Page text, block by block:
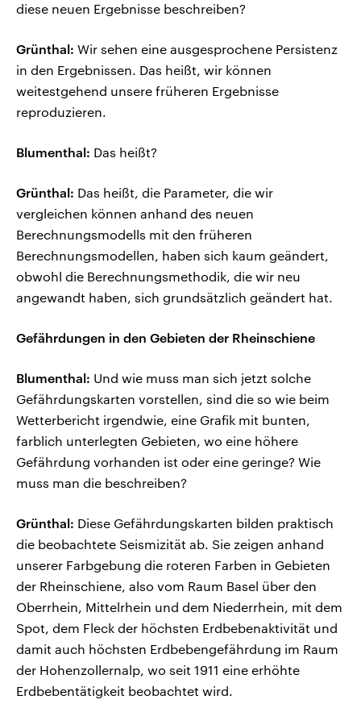
diese neuen Ergebnisse beschreiben?
Grünthal: Wir sehen eine ausgesprochene Persistenz
in den Ergebnissen. Das heißt, wir können
weitestgehend unsere früheren Ergebnisse
reproduzieren.
Blumenthal: Das heißt?
Grünthal: Das heißt, die Parameter, die wir
vergleichen können anhand des neuen
Berechnungsmodells mit den früheren
Berechnungsmodellen, haben sich kaum geändert,
obwohl die Berechnungsmethodik, die wir neu
angewandt haben, sich grundsätzlich geändert hat.
Gefährdungen in den Gebieten der Rheinschiene
Blumenthal: Und wie muss man sich jetzt solche
Gefährdungskarten vorstellen, sind die so wie beim
Wetterbericht irgendwie, eine Grafik mit bunten,
farblich unterlegten Gebieten, wo eine höhere
Gefährdung vorhanden ist oder eine geringe? Wie
muss man die beschreiben?
Grünthal: Diese Gefährdungskarten bilden praktisch
die beobachtete Seismizität ab. Sie zeigen anhand
unserer Farbgebung die roteren Farben in Gebieten
der Rheinschiene, also vom Raum Basel über den
Oberrhein, Mittelrhein und dem Niederrhein, mit dem
Spot, dem Fleck der höchsten Erdbebenaktivität und
damit auch höchsten Erdbebengefährdung im Raum
der Hohenzollernalp, wo seit 1911 eine erhöhte
Erdbebentätigkeit beobachtet wird.